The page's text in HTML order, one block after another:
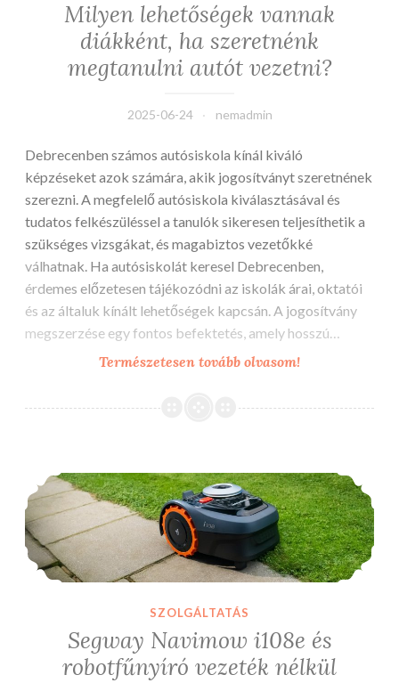
Milyen lehetőségek vannak
diákként, ha szeretnénk
megtanulni autót vezetni?
2025-06-24 nemadmin
Debrecenben számos autósiskola kínál kiváló
képzéseket azok számára, akik jogosítványt szeretnének
szerezni. A megfelelő autósiskola kiválasztásával és
tudatos felkészüléssel a tanulók sikeresen teljesíthetik a
szükséges vizsgákat, és magabiztos vezetőkké
válhatnak. Ha autósiskolát keresel Debrecenben,
érdemes előzetesen tájékozódni az iskolák árai, oktatói
és az általuk kínált lehetőségek kapcsán. A jogosítvány
megszerzése egy fontos befektetés, amely hosszú…
Természetesen tovább olvasom!Milyen
vannak
szeretnénk
megtanulni
autót
vezetni?
Segway Navimow i108e és robotfűnyíró vezeték nélkül
SZOLGÁLTATÁS
Segway Navimow i108e és
robotfűnyíró vezeték nélkül